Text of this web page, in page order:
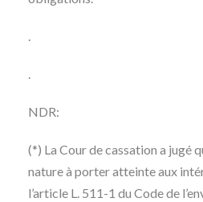
.
.
NDR:
(*) La Cour de cassation a jugé
nature à porter atteinte aux
l’article L. 511-1 du Code de